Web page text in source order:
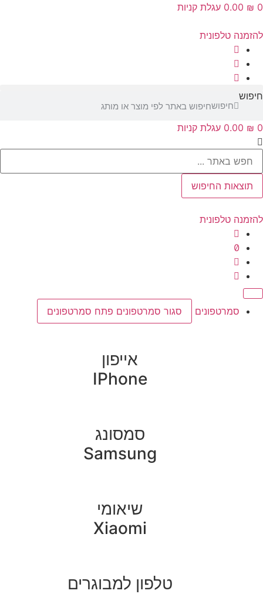
‎0.00 עגלת קניות
טלפונית
חיפוש
‎0.00 עגלת קניות
החיפוש
טלפונית
סמרטפונים סגור סמרטפונים פתח סמרטפונים
אייפון
IPhone
סמסונג
Samsung
שיאומי
Xiaomi
טלפון למבוגרים